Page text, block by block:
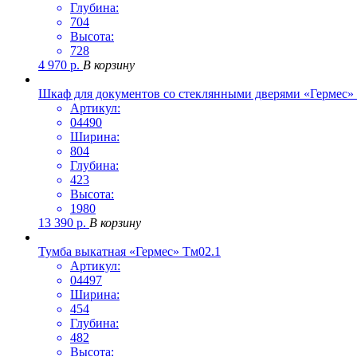
Глубина:
704
Высота:
728
4 970 р. В корзину
Шкаф для документов со стеклянными дверями
Артикул:
04490
Ширина:
804
Глубина:
423
Высота:
1980
13 390 р. В корзину
Тумба выкатная «Гермес» Тм02.1
Артикул:
04497
Ширина:
454
Глубина:
482
Высота: